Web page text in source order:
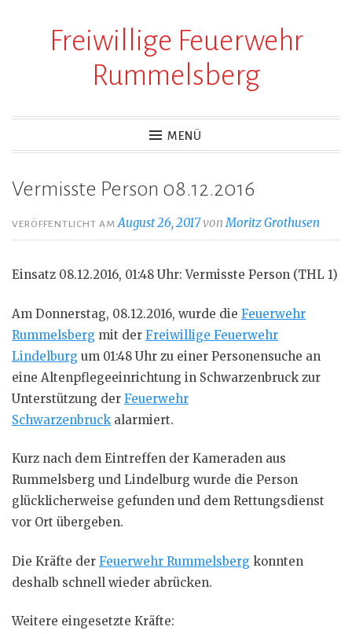
Freiwillige Feuerwehr
Rummelsberg
MENÜ
Vermisste Person 08.12.2016
VERÖFFENTLICHT AMAugust 26, 2017vonMoritz Grothusen
Einsatz 08.12.2016, 01:48 Uhr: Vermisste Person (THL 1)
Am Donnerstag, 08.12.2016, wurde die Feuerwehr
Rummelsberg mit der Freiwillige Feuerwehr
Lindelburg um 01:48 Uhr zu einer Personensuche an
eine Altenpflegeeinrichtung in Schwarzenbruck zur
Unterstützung der Feuerwehr
Schwarzenbruck alarmiert.
Kurz nach dem Eintreffen der Kameraden aus
Rummelsberg und Lindelburg wurde die Person
glücklicherweise gefunden und dem Rettungsdienst
vor Ort übergeben.
Die Kräfte der Feuerwehr Rummelsberg konnten
deshalb schnell wieder abrücken.
Weitere eingesetzte Kräfte: